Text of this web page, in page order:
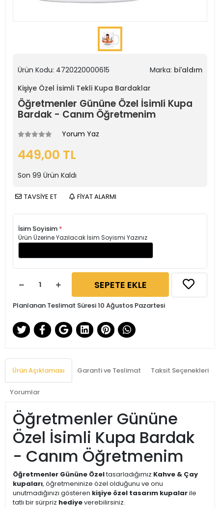
Ürün Kodu: 4720220000615 Marka: bi'aldım
Kişiye Özel İsimli Tekli Kupa Bardaklar
Öğretmenler Gününe Özel İsimli Kupa
Bardak - Canım Öğretmenim
Yorum Yaz
449,00 TL
Son 99 Ürün Kaldı
TAVSİYE ET FİYAT ALARMI
İsim Soyisim *
Ürün Üzerine Yazılacak İsim Soyismi Yazınız
SEPETE EKLE
Planlanan Teslimat Süresi 10 Ağustos Pazartesi
Ürün Açıklaması Garanti ve Teslimat Taksit Seçenekleri
Yorumlar
Öğretmenler Gününe
Özel İsimli Kupa Bardak
- Canım Öğretmenim
Öğretmenler Gününe Özeltasarladığımız Kahve & Çay
kupaları, öğretmeninize özel olduğunu ve onu
unutmadığınızı gösteren kişiye özel tasarım kupalarile
tatlı bir sürpriz hediyeverebilirsiniz.